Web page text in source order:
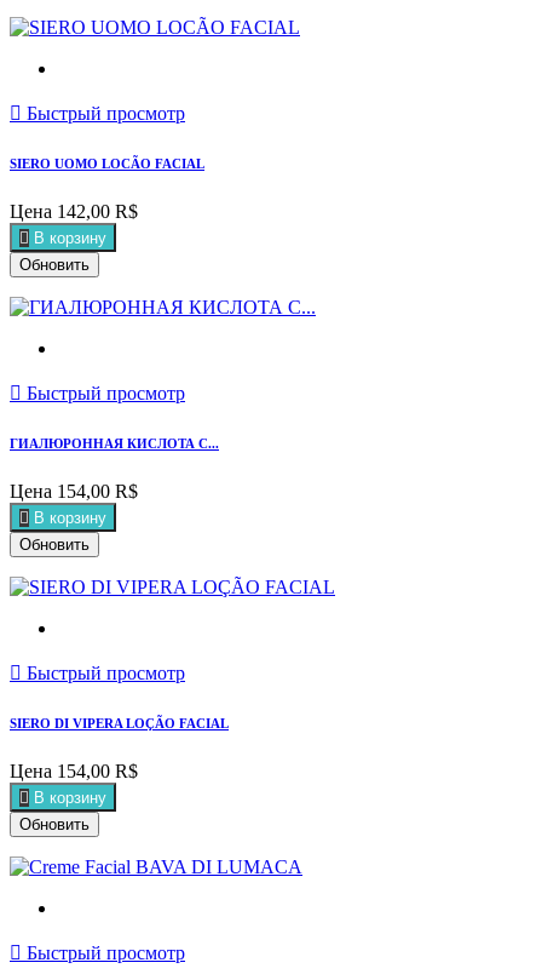
 Быстрый просмотр
SIERO UOMO LOCÃO FACIAL
Цена 142,00 R$
 В корзину
 Быстрый просмотр
ГИАЛЮРОННАЯ КИСЛОТА С...
Цена 154,00 R$
 В корзину
 Быстрый просмотр
SIERO DI VIPERA LOÇÃO FACIAL
Цена 154,00 R$
 В корзину
 Быстрый просмотр